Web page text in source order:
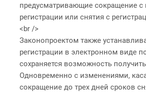
предусматривающие сокращение
регистрации или снятия с
<br />
Законопроектом также
регистрации в электронном виде
сохраняется возможность
Одновременно с изменениями,
сокращение до трех дней сроков